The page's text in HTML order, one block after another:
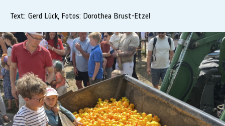
Text: Gerd Lück, Fotos: Dorothea Brust-Etzel